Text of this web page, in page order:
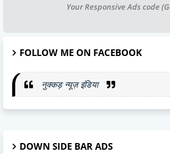
Your Responsive Ads code
FOLLOW ME ON FACEBOOK
नुक्कड़ न्यूज़ इंडिया
DOWN SIDE BAR ADS